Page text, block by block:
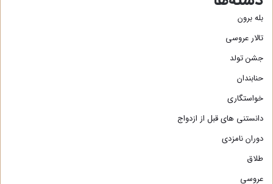
بله برون
تالار عروسی
جشن تولد
حنابندان
خواستگاری
دانستنی های قبل از ازدواج
دوران نامزدی
طلاق
عروسی